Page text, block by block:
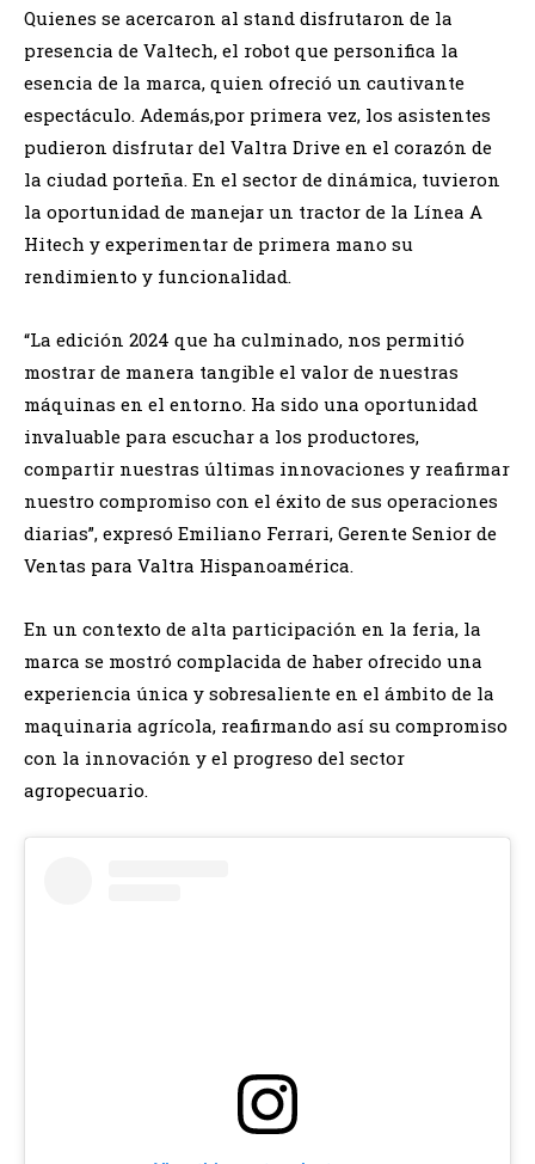
Quienes se acercaron al stand disfrutaron de la
presencia de Valtech, el robot que personifica la
esencia de la marca, quien ofreció un cautivante
espectáculo. Además,por primera vez, los asistentes
pudieron disfrutar del Valtra Drive en el corazón de
la ciudad porteña. En el sector de dinámica, tuvieron
la oportunidad de manejar un tractor de la Línea A
Hitech y experimentar de primera mano su
rendimiento y funcionalidad.
“La edición 2024 que ha culminado, nos permitió
mostrar de manera tangible el valor de nuestras
máquinas en el entorno. Ha sido una oportunidad
invaluable para escuchar a los productores,
compartir nuestras últimas innovaciones y reafirmar
nuestro compromiso con el éxito de sus operaciones
diarias”, expresó Emiliano Ferrari, Gerente Senior de
Ventas para Valtra Hispanoamérica.
En un contexto de alta participación en la feria, la
marca se mostró complacida de haber ofrecido una
experiencia única y sobresaliente en el ámbito de la
maquinaria agrícola, reafirmando así su compromiso
con la innovación y el progreso del sector
agropecuario.